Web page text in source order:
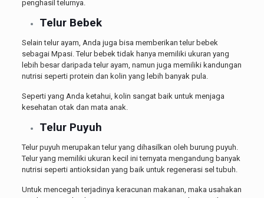
penghasil telurnya.
Telur Bebek
Selain telur ayam, Anda juga bisa memberikan telur bebek
sebagai Mpasi. Telur bebek tidak hanya memiliki ukuran yang
lebih besar daripada telur ayam, namun juga memiliki kandungan
nutrisi seperti protein dan kolin yang lebih banyak pula.
Seperti yang Anda ketahui, kolin sangat baik untuk menjaga
kesehatan otak dan mata anak.
Telur Puyuh
Telur puyuh merupakan telur yang dihasilkan oleh burung puyuh.
Telur yang memiliki ukuran kecil ini ternyata mengandung banyak
nutrisi seperti antioksidan yang baik untuk regenerasi sel tubuh.
Untuk mencegah terjadinya keracunan makanan, maka usahakan